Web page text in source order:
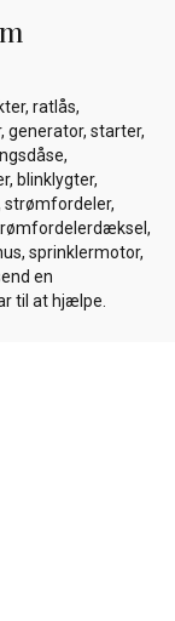
ratlås,
generator, starter,
blinklygter,
strømfordeler,
sprinklermotor,
en
til at hjælpe.